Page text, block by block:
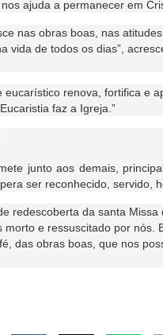
ajuda a permanecer em
nas obras boas, nas
vida de todos os dias”,
renova, fortifica e
faz a Igreja.”
junto aos demais,
ser reconhecido, servido,
redescoberta da santa
e ressuscitado por nós.
das obras boas, que nos